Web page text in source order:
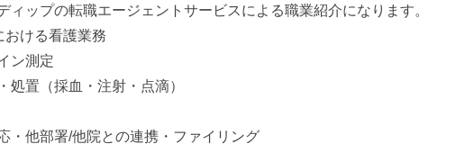
ィップの転職エージェントサービスによる職業紹介になります。
おける看護業務
ン測定
処置（採血・注射・点滴）
・他部署/他院との連携・ファイリング